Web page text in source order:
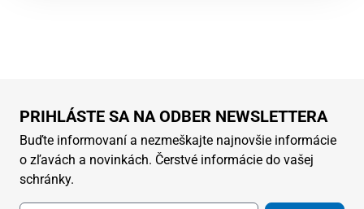
PRIHLÁSTE SA NA ODBER NEWSLETTERA
Buďte informovaní a nezmeškajte najnovšie informácie
o zľavách a novinkách. Čerstvé informácie do vašej
schránky.